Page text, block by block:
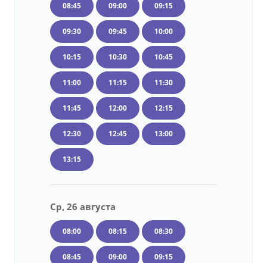
08:45 09:00 09:15
09:30 09:45 10:00
10:15 10:30 10:45
11:00 11:15 11:30
11:45 12:00 12:15
12:30 12:45 13:00
13:15
Ср, 26 августа
08:00 08:15 08:30
08:45 09:00 09:15